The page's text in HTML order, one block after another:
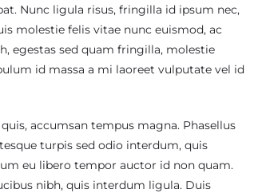
Nunc ligula risus, fringilla id ipsum nec,
molestie felis vitae nunc euismod, ac
egestas sed quam fringilla, molestie
id massa a mi laoreet vulputate vel id
accumsan tempus magna. Phasellus
turpis sed odio interdum, quis
eu libero tempor auctor id non quam.
nibh, quis interdum ligula. Duis